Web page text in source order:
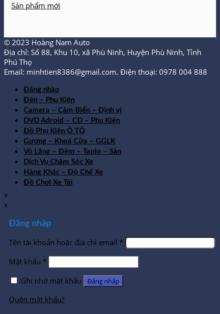
Sản phẩm mới
© 2023 Hoàng Nam Auto
Địa chỉ: Số 88, Khu 10, xã Phù Ninh, Huyện Phù Ninh, Tỉnh
Phú Thọ
Email: minhtien8386@gmail.com. Điện thoại: 0978 004 888
Đăng nhập
Đèn – Phụ Kiện
Camera – Cảm Biến – Định vị
DVD Adroid – CD – Phụ Kiện
Đồ Phụ Kiện Ô TÔ
Gương – Khoá Cửa – GGLK
Vô Lăng – Đệm – Taplo – Sàn
Dịch Vụ Chăm Sóc Xe
Hàng Khác – Độ Chế Xe
Đồ Chơi Xe Tải
x
x
Đăng nhập
Tên tài khoản hoặc địa chỉ email *
Mật khẩu *
Ghi nhớ mật khẩu
Đăng nhập
Quên mật khẩu?